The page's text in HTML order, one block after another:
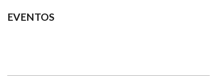
EVENTOS